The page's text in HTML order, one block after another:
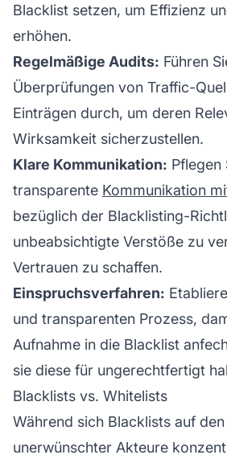
Blacklist setzen, um Effizienz
erhöhen.
Regelmäßige Audits: Führen
Überprüfungen von Traffic-
Einträgen durch, um deren
Wirksamkeit sicherzustellen.
Klare Kommunikation: Pflegen
transparente Kommunikation
bezüglich der Blacklisting-
unbeabsichtigte Verstöße zu
Vertrauen zu schaffen.
Einspruchsverfahren:
und transparenten Prozess,
Aufnahme in die Blacklist
sie diese für ungerechtfertigt
Blacklists vs. Whitelists
Während sich Blacklists auf
unerwünschter Akteure